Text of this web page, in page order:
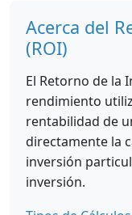
Acerca del
(ROI)
El Retorno de la
rendimiento
rentabilidad de
directamente la
inversión
inversión.